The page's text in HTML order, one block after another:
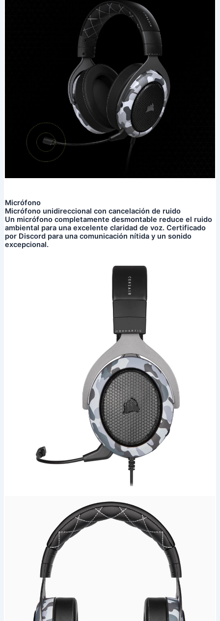
Micrófono
Micrófono unidireccional con cancelación de ruido
Un micrófono completamente desmontable reduce el ruido
ambiental para una excelente claridad de voz. Certificado
por Discord para una comunicación nítida y un sonido
excepcional.